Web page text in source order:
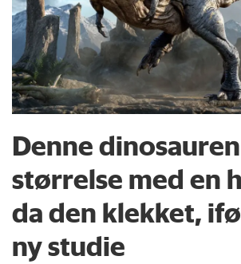
Denne
størrelse med en
da den klekket,
ny studie